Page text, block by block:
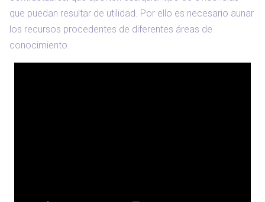
que puedan resultar de utilidad. Por ello es necesario aunar
los recursos procedentes de diferentes áreas de
conocimiento.